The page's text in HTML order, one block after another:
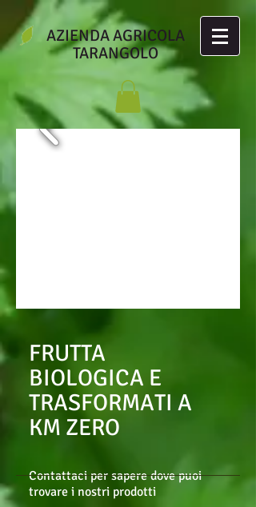
AZIENDA AGRICOLA
TARANGOLO
FRUTTA
BIOLOGICA E
TRASFORMATI A
KM ZERO
Contattaci per sapere dove puoi
trovare i nostri prodotti